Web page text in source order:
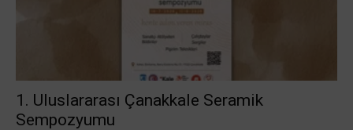
1. Uluslararası Çanakkale Seramik
Sempozyumu